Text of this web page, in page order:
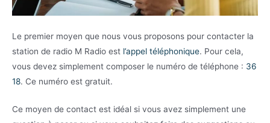
Le premier moyen que nous vous proposons pour contacter la
station de radio M Radio est l’appel téléphonique. Pour cela,
vous devez simplement composer le numéro de téléphone : 36
18. Ce numéro est gratuit.
Ce moyen de contact est idéal si vous avez simplement une